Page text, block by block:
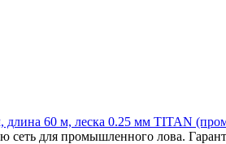
длина 60 м, леска 0.25 мм TITAN
для промышленного лова.